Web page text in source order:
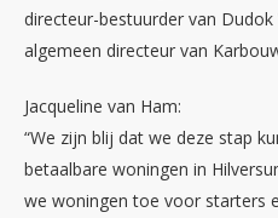
directeur-bestuurder van
algemeen directeur van
Jacqueline van Ham:
“We zijn blij dat we deze stap
betaalbare woningen in
we woningen toe voor starters